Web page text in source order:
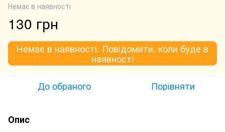
Немає в наявності
130 грн
Немає в наявності. Повідомити, коли буде в
наявності
До обраного Порівняти
Опис